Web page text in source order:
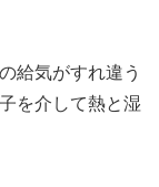
給気がすれ違う
を介して熱と湿